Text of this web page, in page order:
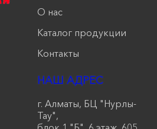
О нас
Каталог продукции
Контакты
НАШ АДРЕС
г. Алматы, БЦ "Нурлы-
Тау",